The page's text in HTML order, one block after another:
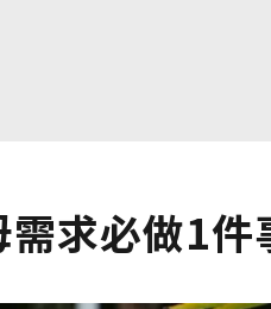
需求必做1件